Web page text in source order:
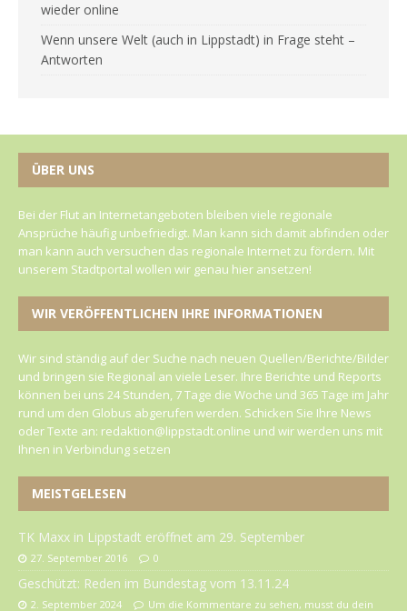
wieder online
Wenn unsere Welt (auch in Lippstadt) in Frage steht –
Antworten
ÜBER UNS
Bei der Flut an Internetangeboten bleiben viele regionale
Ansprüche häufig unbefriedigt. Man kann sich damit abfinden oder
man kann auch versuchen das regionale Internet zu fördern. Mit
unserem Stadtportal wollen wir genau hier ansetzen!
WIR VERÖFFENTLICHEN IHRE INFORMATIONEN
Wir sind ständig auf der Suche nach neuen Quellen/Berichte/Bilder
und bringen sie Regional an viele Leser. Ihre Berichte und Reports
können bei uns 24 Stunden, 7 Tage die Woche und 365 Tage im Jahr
rund um den Globus abgerufen werden. Schicken Sie Ihre News
oder Texte an: redaktion@lippstadt.online und wir werden uns mit
Ihnen in Verbindung setzen
MEISTGELESEN
TK Maxx in Lippstadt eröffnet am 29. September
27. September 2016 0
Geschützt: Reden im Bundestag vom 13.11.24
2. September 2024 Um die Kommentare zu sehen, musst du dein